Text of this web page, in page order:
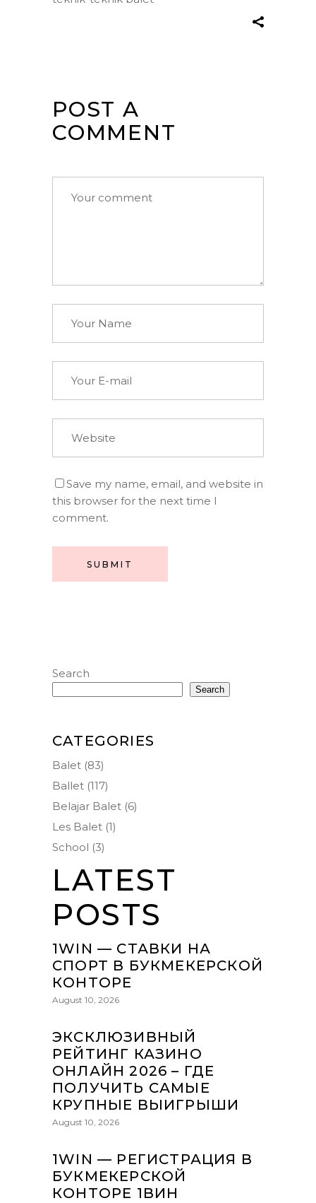
POST A
COMMENT
Save my name, email, and website in
this browser for the next time I
comment.
SUBMIT
Search
Search
CATEGORIES
Balet (83)
Ballet (117)
Belajar Balet (6)
Les Balet (1)
School (3)
LATEST
POSTS
1WIN — СТАВКИ НА
СПОРТ В БУКМЕКЕРСКОЙ
КОНТОРЕ
August 10, 2026
ЭКСКЛЮЗИВНЫЙ
РЕЙТИНГ КАЗИНО
ОНЛАЙН 2026 – ГДЕ
ПОЛУЧИТЬ САМЫЕ
КРУПНЫЕ ВЫИГРЫШИ
August 10, 2026
1WIN — РЕГИСТРАЦИЯ В
БУКМЕКЕРСКОЙ
КОНТОРЕ 1ВИН